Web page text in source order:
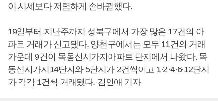
이 시세보다 저렴하게 손바뀜했다.
19일부터 지난주까지 성북구에서 가장 많은 17건의 아
파트 거래가 신고됐다. 양천구에서는 모두 11건의 거래
가운데 9건이 목동신시가지아파트 단지에서 나왔다. 목
동신시가지14단지와 5단지가 2건씩이고 1·2·4·6·12단지
가 각각 1건씩 거래됐다. 김인애 기자